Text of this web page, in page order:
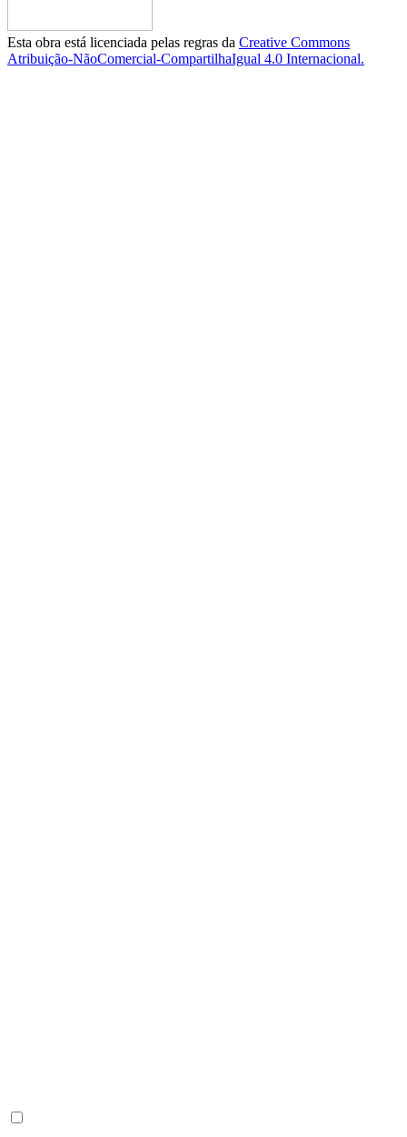
Esta obra está licenciada pelas regras da Creative Commons
Atribuição-NãoComercial-CompartilhaIgual 4.0 Internacional.